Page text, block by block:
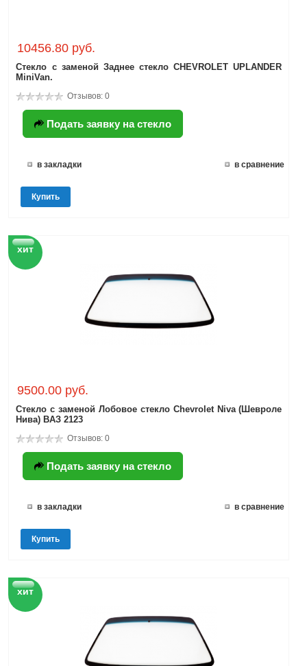
10456.80 руб.
Стекло с заменой Заднее стекло CHEVROLET UPLANDER
MiniVan.
Отзывов: 0
Подать заявку на стекло
в закладки в сравнение
Купить
хит
9500.00 руб.
Стекло с заменой Лобовое стекло Chevrolet Niva (Шевроле
Нива) BAЗ 2123
Отзывов: 0
Подать заявку на стекло
в закладки в сравнение
Купить
хит